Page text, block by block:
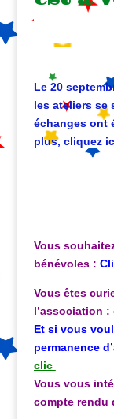
Le 20
les ateliers se
échanges ont
plus, cliquez
Vous
bénévoles :
Vous êtes
l’association :
Et si vous
permanence
clic
Vous vous
compte rendu